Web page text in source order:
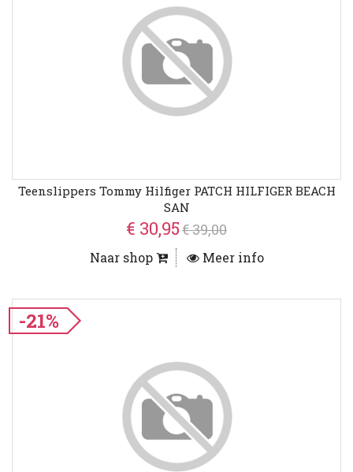
Teenslippers Tommy Hilfiger PATCH HILFIGER BEACH
SAN
€ 30,95€ 39,00
Naar shop Meer info
-21%